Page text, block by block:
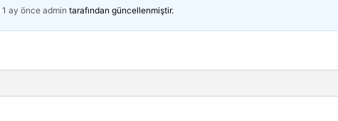
1 ay önce admin tarafından güncellenmiştir.